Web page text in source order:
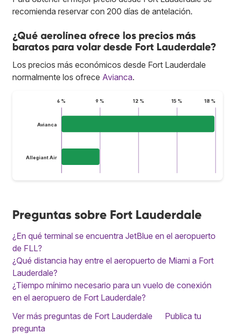
recomienda reservar con 200 días de antelación.
¿Qué aerolínea ofrece los precios más
baratos para volar desde Fort Lauderdale?
Los precios más económicos desde Fort Lauderdale
normalmente los ofrece Avianca.
6 % 9 % 12 % 15 % 18 %
Avianca
Allegiant Air
Preguntas sobre Fort Lauderdale
¿En qué terminal se encuentra JetBlue en el aeropuerto
de FLL?
¿Qué distancia hay entre el aeropuerto de Miami a Fort
Lauderdale?
¿Tiempo mínimo necesario para un vuelo de conexión
en el aeropuero de Fort Lauderdale?
Ver más preguntas de Fort Lauderdale
Publica tu
pregunta